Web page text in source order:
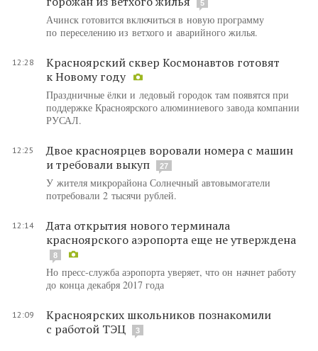
5
Ачинск готовится включиться в новую программу
по переселению из ветхого и аварийного жилья.
12:28
Красноярский сквер Космонавтов готовят
к Новому году
Праздничные ёлки и ледовый городок там появятся при
поддержке Красноярского алюминиевого завода компании
РУСАЛ.
12:25
Двое красноярцев воровали номера с машин
и требовали выкуп
27
У жителя микрорайона Солнечный автовымогатели
потребовали 2 тысячи рублей.
12:14
Дата открытия нового терминала
красноярского аэропорта еще не утверждена
8
Но пресс-служба аэропорта уверяет, что он начнет работу
до конца декабря 2017 года
12:09
Красноярских школьников познакомили
с работой ТЭЦ
3